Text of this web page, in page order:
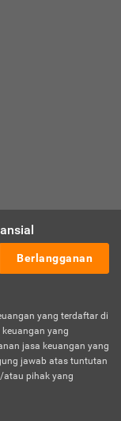
Berlangganan
yang terdaftar di
yang
jasa keuangan yang
jawab atas tuntutan
atau pihak yang